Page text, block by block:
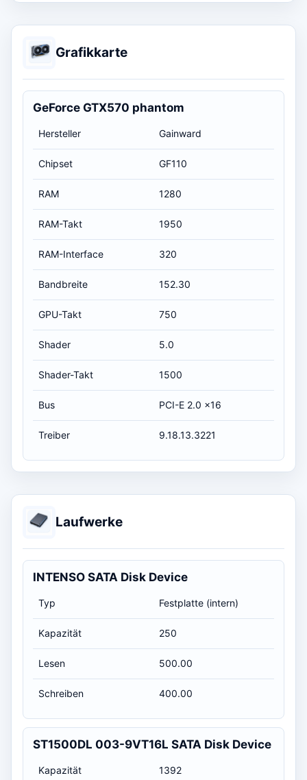
Grafikkarte
GeForce GTX570 phantom
Hersteller Gainward
Chipset GF110
RAM 1280
RAM-Takt 1950
RAM-Interface 320
Bandbreite 152.30
GPU-Takt 750
Shader 5.0
Shader-Takt 1500
Bus PCI-E 2.0 x16
Treiber 9.18.13.3221
Laufwerke
INTENSO SATA Disk Device
Typ Festplatte (intern)
Kapazität 250
Lesen 500.00
Schreiben 400.00
ST1500DL 003-9VT16L SATA Disk Device
Kapazität 1392